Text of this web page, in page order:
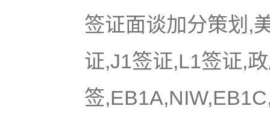
签证面谈加分策划,
证,J1签证,L1签证,
签